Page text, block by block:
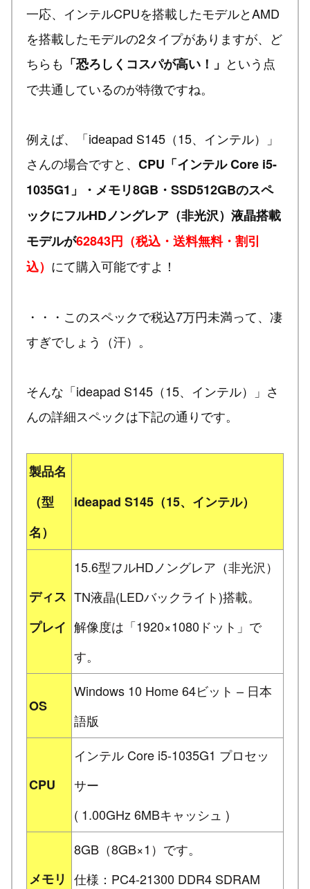
一応、インテルCPUを搭載したモデルとAMD
を搭載したモデルの2タイプがありますが、ど
ちらも 「恐ろしくコスパが高い！」 という点
で共通しているのが特徴ですね。
例えば、「ideapad S145（15、インテル）」
さんの場合ですと、 CPU「インテル Core i5-
1035G1」・メモリ8GB・SSD512GBのスペ
ックにフルHDノングレア（非光沢）液晶搭載
モデルが62843円（税込・送料無料・割引
込） にて購入可能ですよ！
・・・このスペックで税込7万円未満って、凄
すぎでしょう（汗）。
そんな「ideapad S145（15、インテル）」さ
んの詳細スペックは下記の通りです。
製品名
（型
名）
ideapad S145（15、インテル）
ディス
プレイ
15.6型フルHDノングレア（非光沢）
TN液晶(LEDバックライト)搭載。
解像度は「1920×1080ドット」で
す。
OS
Windows 10 Home 64ビット – 日本
語版
CPU
インテル Core i5-1035G1 プロセッ
サー
( 1.00GHz 6MBキャッシュ )
メモリ
8GB（8GB×1）です。
仕様：PC4-21300 DDR4 SDRAM